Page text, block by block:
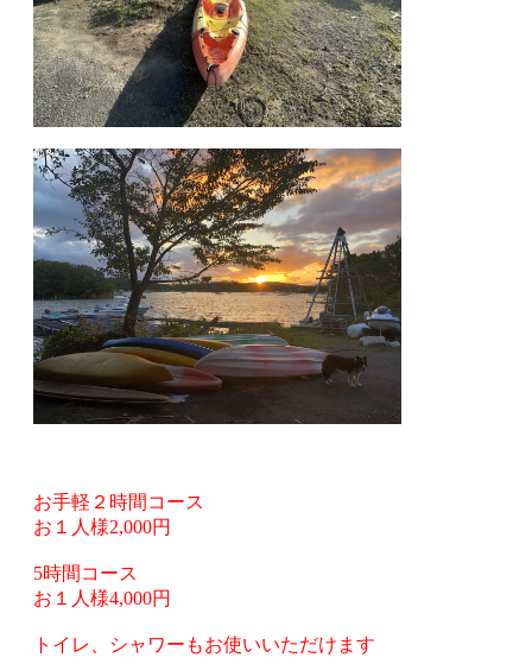
お手軽２時間コース
お１人様2,000円
5時間コース
お１人様4,000円
トイレ、シャワーもお使いいただけます